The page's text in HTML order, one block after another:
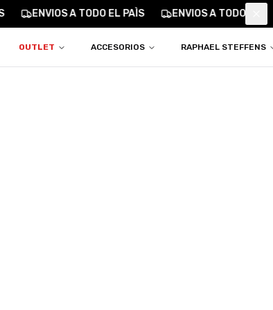
ENVIOS A TODO EL PAÌS ENVIOS A TODO EL
OUTLET ACCESORIOS RAPHAEL STEFFENS